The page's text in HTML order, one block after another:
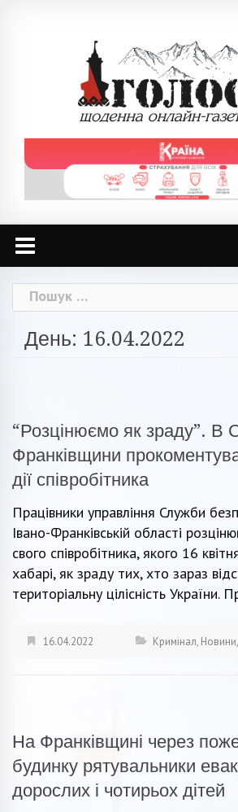
Пошук:
День: 16.04.2022
“Розцінюємо як зраду”. В
Франківщини
дії співробітника
Працівники управління Служби
Івано-Франківській області
свого співробітника, якого 16
хабарі, як зраду тих, хто зараз
територіальну цілісність
16.04.2022 Кримінал, Новини,
На Франківщині через
будинку рятувальники
дорослих і чотирьох дітей